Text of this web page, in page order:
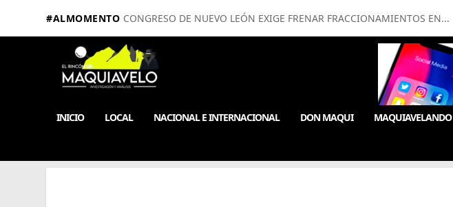
#ALMOMENTO CONGRESO DE NUEVO LEÓN EXIGE FRENAR FRACCIONAMIENTOS EN...
INICIO LOCAL NACIONAL E INTERNACIONAL DON MAQUI MAQUIAVELANDO